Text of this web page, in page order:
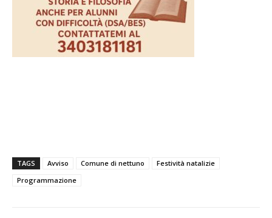
TAGS Avviso Comune di nettuno
Festività natalizie
Programmazione